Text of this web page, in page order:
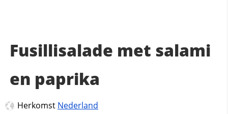
Fusillisalade met salami
en paprika
Herkomst Nederland